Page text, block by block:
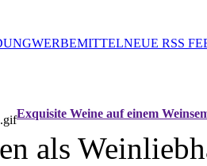
WERBEMITTELNEUE RSS
Exquisite Weine auf einem
als